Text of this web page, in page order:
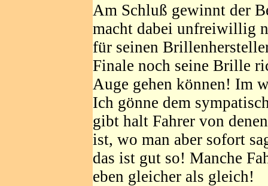
Am Schluß gewinnt der
macht dabei unfreiwillig
für seinen
Finale noch seine Brille
Auge gehen können! Im
Ich gönne dem
gibt halt Fahrer von
ist, wo man aber sofort
das ist gut so! Manche
eben gleicher als gleich!